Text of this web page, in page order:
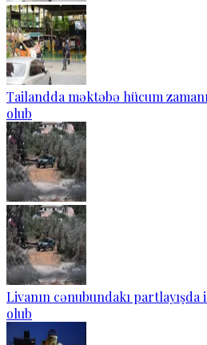
Tailandda məktəbə hücum
olub
Livanın cənubundakı
olub